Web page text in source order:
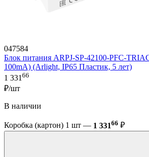
047584
Блок питания ARPJ-SP-42100-PFC-
100mA) (Arlight, IP65 Пластик, 5 лет)
1 331 66
₽/шт
В наличии
Коробка (картон) 1 шт — 1 33166 ₽